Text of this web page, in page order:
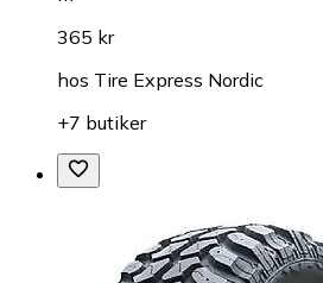
365 kr
hos Tire Express Nordic
+7 butiker